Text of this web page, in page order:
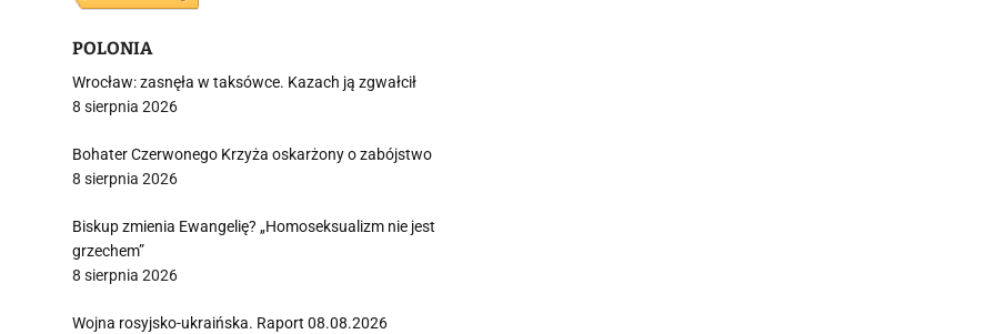
POLONIA
Wrocław: zasnęła w taksówce. Kazach ją zgwałcił
8 sierpnia 2026
Bohater Czerwonego Krzyża oskarżony o zabójstwo
8 sierpnia 2026
Biskup zmienia Ewangelię? „Homoseksualizm nie jest
grzechem”
8 sierpnia 2026
Wojna rosyjsko-ukraińska. Raport 08.08.2026